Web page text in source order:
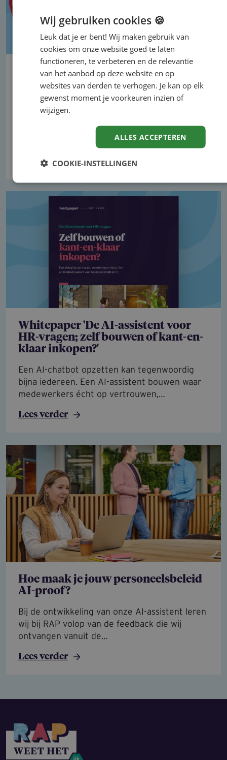
Nieuwe cao VVT nog niet rond:
discussie over loon, ORT en
reiskosten
De huidige cao loopt af op 31 augustus 2026.
Hoewel werkgeversorganisaties en vakbonden
Lees verder
Whitepaper 'De AI-assistent voor
HR-vragen; zelf bouwen of kant-en-
klaar inkopen?'
Een AI-chatbot opzetten kan tegenwoordig
bijna iedereen. Een AI-assistent bouwen waar
medewerkers écht op vertrouwen,…
Lees verder
Hoe maak je jouw personeelsbeleid
AI-proof?
Bij de ontwikkeling van onze AI-assistent leren
wij bij RAP volop van de feedback die wij
ontvangen vanuit de…
Lees verder
Wij gebruiken cookies 🍪
Leuk dat je er bent! Wij maken gebruik van
cookies om onze website goed te laten
functioneren, te verbeteren en de relevantie
van het aanbod op deze website en op
websites van derden te verhogen. Je kan op elk
gewenst moment je voorkeuren inzien of
wijzigen.
ALLES ACCEPTEREN
COOKIE-INSTELLINGEN